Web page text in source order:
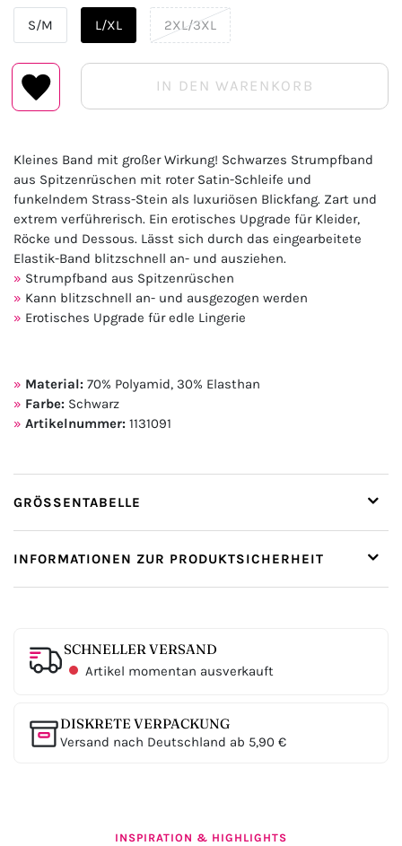
S/M L/XL 2XL/3XL
IN DEN WARENKORB
Kleines Band mit großer Wirkung! Schwarzes Strumpfband
aus Spitzenrüschen mit roter Satin-Schleife und
funkelndem Strass-Stein als luxuriösen Blickfang. Zart und
extrem verführerisch. Ein erotisches Upgrade für Kleider,
Röcke und Dessous. Lässt sich durch das eingearbeitete
Elastik-Band blitzschnell an- und ausziehen.
Strumpfband aus Spitzenrüschen
Kann blitzschnell an- und ausgezogen werden
Erotisches Upgrade für edle Lingerie
Material: 70% Polyamid, 30% Elasthan
Farbe: Schwarz
Artikelnummer: 1131091
GRÖSSENTABELLE
INFORMATIONEN ZUR PRODUKTSICHERHEIT
SCHNELLER VERSAND
Artikel momentan ausverkauft
DISKRETE VERPACKUNG
Versand nach Deutschland ab 5,90 €
INSPIRATION & HIGHLIGHTS